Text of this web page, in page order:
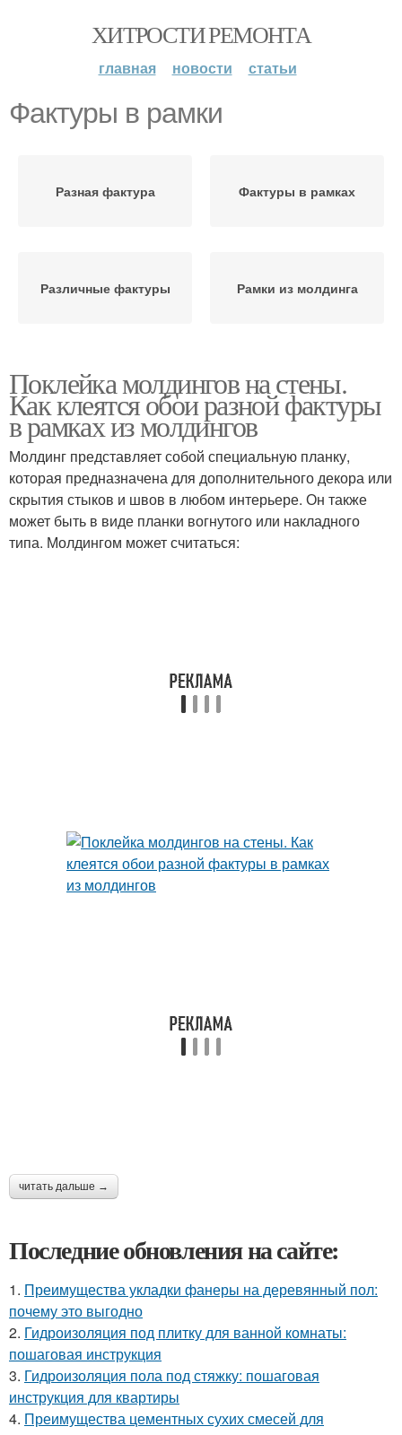
ХИТРОСТИ РЕМОНТА
главная новости статьи
Фактуры в рамки
Разная фактура Фактуры в рамках
Различные фактуры Рамки из молдинга
Поклейка молдингов на стены.
Как клеятся обои разной фактуры
в рамках из молдингов
Молдинг представляет собой специальную планку,
которая предназначена для дополнительного декора или
скрытия стыков и швов в любом интерьере. Он также
может быть в виде планки вогнутого или накладного
типа. Молдингом может считаться:
читать дальше →
Последние обновления на сайте:
1. Преимущества укладки фанеры на деревянный пол:
почему это выгодно
2. Гидроизоляция под плитку для ванной комнаты:
пошаговая инструкция
3. Гидроизоляция пола под стяжку: пошаговая
инструкция для квартиры
4. Преимущества цементных сухих смесей для